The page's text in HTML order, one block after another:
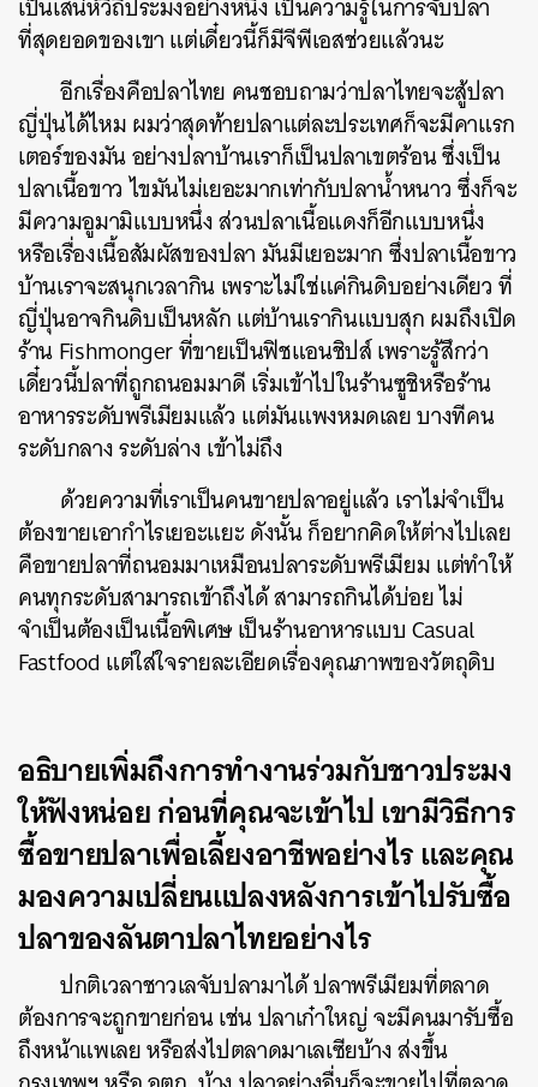
ที่สุดยอดของเขา แต่เดี๋ยวนี้ก็มีจีพีเอสช่วยแล้วนะ
อีกเรื่องคือปลาไทย คนชอบถามว่าปลาไทยจะสู้ปลา
ญี่ปุ่นได้ไหม ผมว่าสุดท้ายปลาแต่ละประเทศก็จะมีคาแรก
เตอร์ของมัน อย่างปลาบ้านเราก็เป็นปลาเขตร้อน ซึ่งเป็น
ปลาเนื้อขาว ไขมันไม่เยอะมากเท่ากับปลาน้ำหนาว ซึ่งก็จะ
มีความอูมามิแบบหนึ่ง ส่วนปลาเนื้อแดงก็อีกแบบหนึ่ง
หรือเรื่องเนื้อสัมผัสของปลา มันมีเยอะมาก ซึ่งปลาเนื้อขาว
บ้านเราจะสนุกเวลากิน เพราะไม่ใช่แค่กินดิบอย่างเดียว ที่
ญี่ปุ่นอาจกินดิบเป็นหลัก แต่บ้านเรากินแบบสุก ผมถึงเปิด
ร้าน Fishmonger ที่ขายเป็นฟิชแอนชิปส์ เพราะรู้สึกว่า
เดี๋ยวนี้ปลาที่ถูกถนอมมาดี เริ่มเข้าไปในร้านซูชิหรือร้าน
อาหารระดับพรีเมียมแล้ว แต่มันแพงหมดเลย บางทีคน
ระดับกลาง ระดับล่าง เข้าไม่ถึง
ด้วยความที่เราเป็นคนขายปลาอยู่แล้ว เราไม่จำเป็น
ต้องขายเอากำไรเยอะแยะ ดังนั้น ก็อยากคิดให้ต่างไปเลย
คือขายปลาที่ถนอมมาเหมือนปลาระดับพรีเมียม แต่ทำให้
คนทุกระดับสามารถเข้าถึงได้ สามารถกินได้บ่อย ไม่
จำเป็นต้องเป็นเนื้อพิเศษ เป็นร้านอาหารแบบ Casual
Fastfood แต่ใส่ใจรายละเอียดเรื่องคุณภาพของวัตถุดิบ
อธิบายเพิ่มถึงการทำงานร่วมกับชาวประมง
ให้ฟังหน่อย ก่อนที่คุณจะเข้าไป เขามีวิธีการ
ซื้อขายปลาเพื่อเลี้ยงอาชีพอย่างไร และคุณ
มองความเปลี่ยนแปลงหลังการเข้าไปรับซื้อ
ปลาของลันตาปลาไทยอย่างไร
ปกติเวลาชาวเลจับปลามาได้ ปลาพรีเมียมที่ตลาด
ต้องการจะถูกขายก่อน เช่น ปลาเก๋าใหญ่ จะมีคนมารับซื้อ
ถึงหน้าแพเลย หรือส่งไปตลาดมาเลเซียบ้าง ส่งขึ้น
ค้นหา